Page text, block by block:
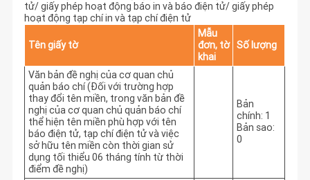
tử/ giấy phép hoạt động báo in và báo điện tử/ giấy phép
hoạt động tạp chí in và tạp chí điện tử
Tên giấy tờ
Mẫu
đơn, tờ
khai
Số lượng
Văn bản đề nghị của cơ quan chủ
quản báo chí (Đối với trường hợp
thay đổi tên miền, trong văn bản đề
nghị của cơ quan chủ quản báo chí
thể hiện tên miền phù hợp với tên
báo điện tử, tạp chí điện tử và việc
sở hữu tên miền còn thời gian sử
dụng tối thiểu 06 tháng tính từ thời
điểm đề nghị)
Bản
chính: 1
Bản sao:
0